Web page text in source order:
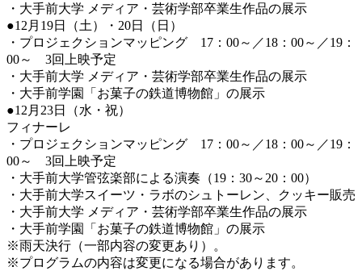
・大手前大学 メディア・芸術学部卒業生作品の展示
●12月19日（土）・20日（日）
・プロジェクションマッピング 17：00～／18：00～／19：
00～ 3回上映予定
・大手前大学 メディア・芸術学部卒業生作品の展示
・大手前学園「お菓子の鉄道博物館」の展示
●12月23日（水・祝）
フィナーレ
・プロジェクションマッピング 17：00～／18：00～／19：
00～ 3回上映予定
・大手前大学管弦楽部による演奏（19：30～20：00）
・大手前大学スイーツ・ラボのシュトーレン、クッキー販売
・大手前大学 メディア・芸術学部卒業生作品の展示
・大手前学園「お菓子の鉄道博物館」の展示
※雨天決行（一部内容の変更あり）。
※プログラムの内容は変更になる場合があります。